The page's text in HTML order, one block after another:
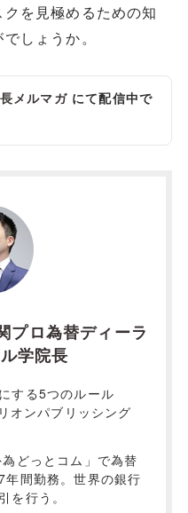
を見極めるための知
しょうか。
メルマガにて配信中で
プロ為替ディーラ
学院長
する5つのルール
オンパブリッシング
どっとコム」で為替
間勤務。世界の銀行
を行う。